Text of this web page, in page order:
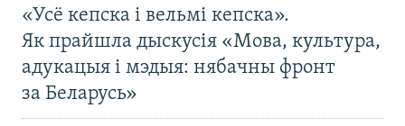
«Усё кепска і вельмі кепска».
Як прайшла дыскусія «Мова, культура,
адукацыя і мэдыя: нябачны фронт
за Беларусь»